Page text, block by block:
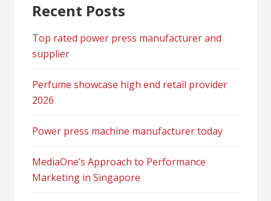
Recent Posts
Top rated power press manufacturer and
supplier
Perfume showcase high end retail provider
2026
Power press machine manufacturer today
MediaOne’s Approach to Performance
Marketing in Singapore